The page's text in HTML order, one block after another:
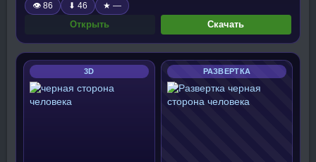
👁 86 ⬇ 46 ★ —
Открыть Скачать
3D РАЗВЕРТКА